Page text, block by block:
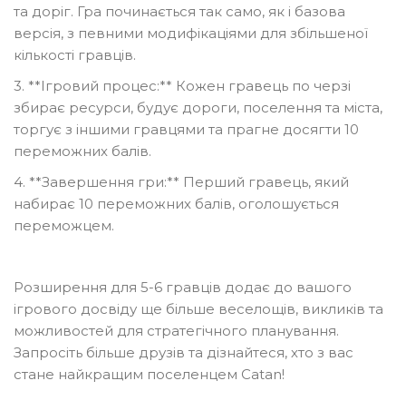
та доріг. Гра починається так само, як і базова
версія, з певними модифікаціями для збільшеної
кількості гравців.
3. **Ігровий процес:** Кожен гравець по черзі
збирає ресурси, будує дороги, поселення та міста,
торгує з іншими гравцями та прагне досягти 10
переможних балів.
4. **Завершення гри:** Перший гравець, який
набирає 10 переможних балів, оголошується
переможцем.
Розширення для 5-6 гравців додає до вашого
ігрового досвіду ще більше веселощів, викликів та
можливостей для стратегічного планування.
Запросіть більше друзів та дізнайтеся, хто з вас
стане найкращим поселенцем Catan!